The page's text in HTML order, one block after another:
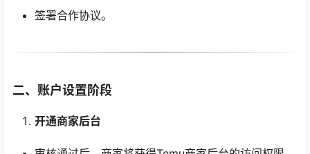
签署合作协议。
二、账户设置阶段
开通商家后台